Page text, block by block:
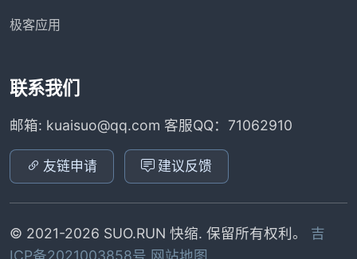
极客应用
联系我们
邮箱: kuaisuo@qq.com 客服QQ：71062910
友链申请 建议反馈
© 2021-2026 SUO.RUN 快缩. 保留所有权利。 吉
ICP备2021003858号 网站地图